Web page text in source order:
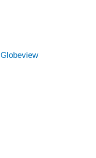
Globeview